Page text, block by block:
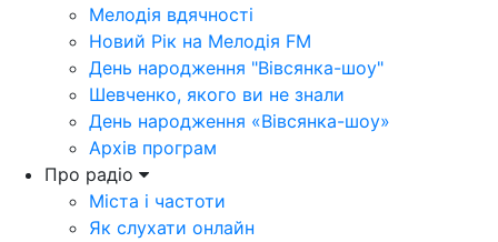
Мелодія вдячності
Новий Рік на Мелодія FM
День народження "Вівсянка-шоу"
Шевченко, якого ви не знали
День народження «Вівсянка-шоу»
Архів програм
Про радіо
Міста і частоти
Як слухати онлайн